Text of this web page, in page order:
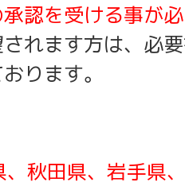
認を受ける事が
れます方は、必
ります。
、秋田県、岩手県